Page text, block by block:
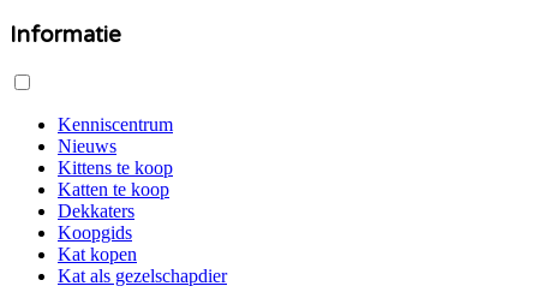
Informatie
Kenniscentrum
Nieuws
Kittens te koop
Katten te koop
Dekkaters
Koopgids
Kat kopen
Kat als gezelschapdier